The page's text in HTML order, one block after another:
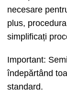
necesare
plus,
simplificați
Important:
îndepărtând
standard.